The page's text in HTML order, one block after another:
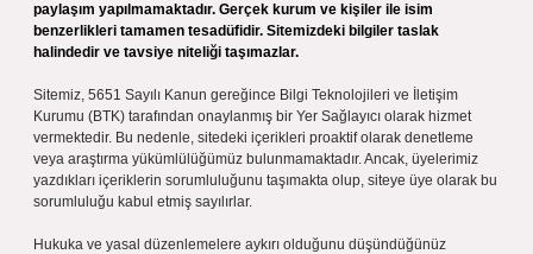
paylaşım yapılmamaktadır. Gerçek kurum ve kişiler ile isim
benzerlikleri tamamen tesadüfidir. Sitemizdeki bilgiler taslak
halindedir ve tavsiye niteliği taşımazlar.
Sitemiz, 5651 Sayılı Kanun gereğince Bilgi Teknolojileri ve İletişim
Kurumu (BTK) tarafından onaylanmış bir Yer Sağlayıcı olarak hizmet
vermektedir. Bu nedenle, sitedeki içerikleri proaktif olarak denetleme
veya araştırma yükümlülüğümüz bulunmamaktadır. Ancak, üyelerimiz
yazdıkları içeriklerin sorumluluğunu taşımakta olup, siteye üye olarak bu
sorumluluğu kabul etmiş sayılırlar.
Hukuka ve yasal düzenlemelere aykırı olduğunu düşündüğünüz